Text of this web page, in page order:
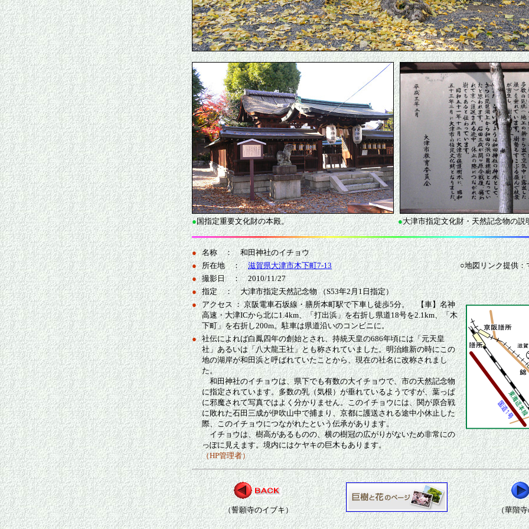
●国指定重要文化財の本殿。 ●大津市指定文化財・天然記念物の説
●
名称 ： 和田神社のイチョウ
●
所在地 ：滋賀県大津市木下町7-13
○地図リンク提供：
● 撮影日 ： 2010/11/27
●
指定 ： 大津市指定天然記念物 （S53年2月1日指定）
● アクセス ： 京阪電車石坂線・膳所本町駅で下車し徒歩5分。 【車】名神
高速・大津ICから北に1.4km、「打出浜」を右折し県道18号を2.1km、「木
下町」を右折し200m。駐車は県道沿いのコンビニに。
● 社伝によれば白鳳四年の創始とされ、持統天皇の686年頃には「元天皇
社」あるいは「八大龍王社」とも称されていました。明治維新の時にこの
地の湖岸が和田浜と呼ばれていたことから、現在の社名に改称されまし
た。
和田神社のイチョウは、県下でも有数の大イチョウで、市の天然記念物
に指定されています。多数の乳（気根）が垂れているようですが、葉っぱ
に邪魔されて写真ではよく分かりません。このイチョウには、関が原合戦
に敗れた石田三成が伊吹山中で捕まり、京都に護送される途中小休止した
際、このイチョウにつながれたという伝承があります。
イチョウは、樹高があるものの、横の樹冠の広がりがないため非常にの
っぽに見えます。境内にはケヤキの巨木もあります。
（HP管理者）
（誓願寺のイブキ） （華階